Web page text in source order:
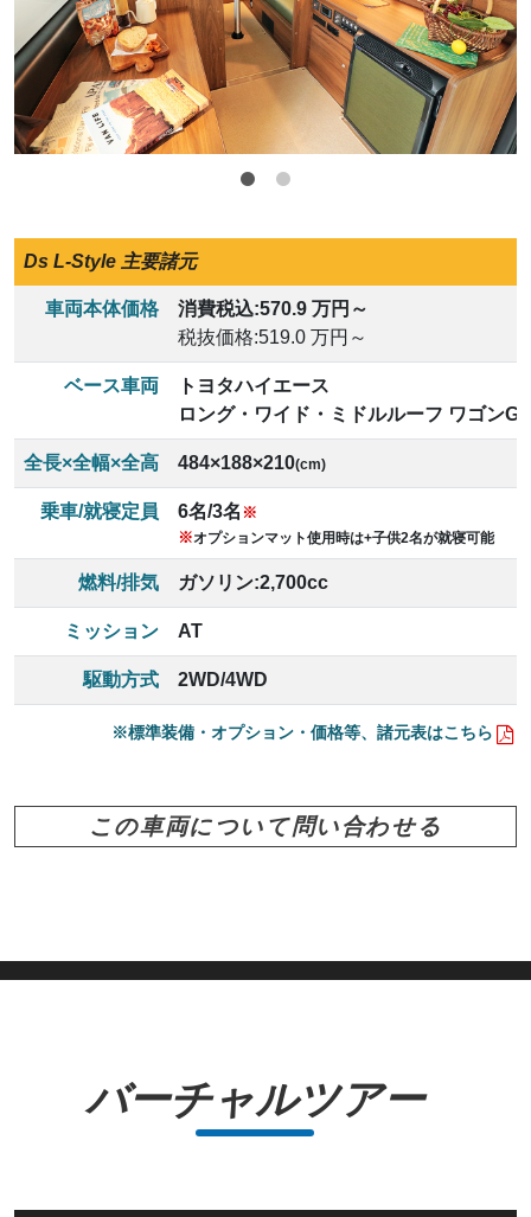
Ds L-Style 主要諸元
車両本体価格 消費税込:570.9 万円～
税抜価格:519.0 万円～
ベース車両
トヨタハイエース
ロング・ワイド・ミドルルーフ ワゴンGL
全長×全幅×全高 484×188×210(cm)
乗車/就寝定員 6名/3名 ※
※オプションマット使用時は+子供2名が就寝可能
燃料/排気 ガソリン:2,700cc
ミッション AT
駆動方式 2WD/4WD
※標準装備・オプション・価格等、諸元表はこちら
この車両について問い合わせる
バーチャルツアー